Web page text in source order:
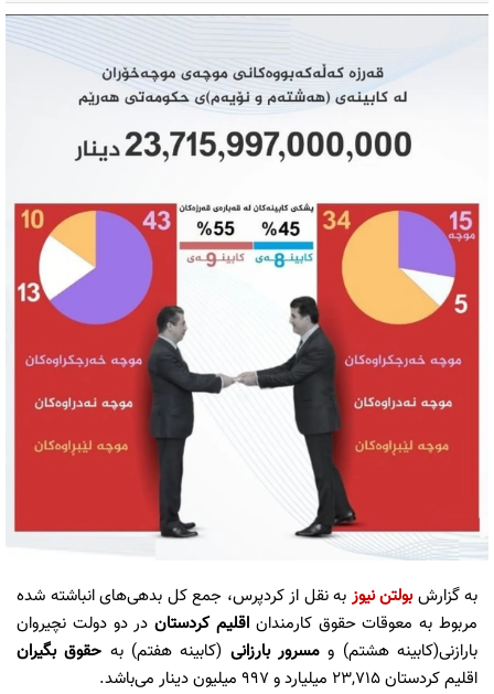
به گزارش بولتن نیوز به نقل از کردپرس، جمع کل بدهی‌های انباشته شده
مربوط به معوقات حقوق کارمندان اقلیم کردستاندر دو دولت نچیروان
بارازنی(کابینه هشتم) و مسرور بارزانی (کابینه هفتم) به حقوق بگیران
اقلیم کردستان ۲۳,۷۱۵ میلیارد و ۹۹۷ میلیون دینار می‌باشد.